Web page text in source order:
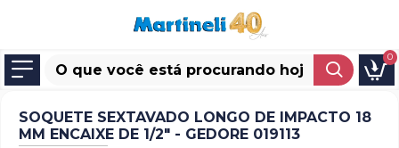
0
SOQUETE SEXTAVADO LONGO DE IMPACTO 18
MM ENCAIXE DE 1/2" - GEDORE 019113